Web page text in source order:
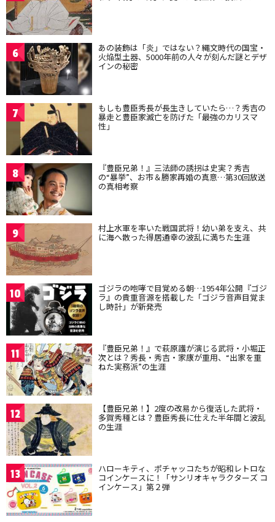
6 あの装飾は「炎」ではない？縄文時代の国宝・
火焔型土器、5000年前の人々が刻んだ謎とデザ
インの秘密
7 もしも豊臣秀長が長生きしていたら…？秀吉の
暴走と豊臣家滅亡を防げた「最強のカリスマ
性」
8 『豊臣兄弟！』三法師の誘拐は史実？秀吉
の“暴挙”、お市＆勝家再婚の真意…第30回放送
の真相考察
9 村上水軍を率いた戦国武将！幼い弟を支え、共
に海へ散った得居通幸の波乱に満ちた生涯
10 ゴジラの咆哮で目覚める朝…1954年公開『ゴジ
ラ』の貴重音源を搭載した「ゴジラ音声目覚ま
し時計」が新発売
11 『豊臣兄弟！』で萩原護が演じる武将・小堀正
次とは？秀長・秀吉・家康が重用、“出家を重
ねた実務派”の生涯
12 【豊臣兄弟！】2度の改易から復活した武将・
多賀秀種とは？豊臣秀長に仕えた半年間と波乱
の生涯
13 ハローキティ、ポチャッコたちが昭和レトロな
コインケースに！「サンリオキャラクターズ コ
インケース」第２弾